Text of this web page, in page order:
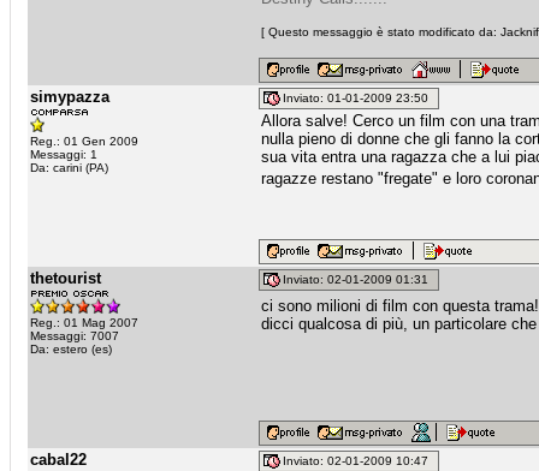
[ Questo messaggio è stato modificato da:
simypazza
Reg.: 01 Gen 2009
Messaggi: 1
Da: carini (PA)
Inviato: 01-01-2009 23:50
Allora salve! Cerco un film con una
nulla pieno di donne che gli fanno la
sua vita entra una ragazza che a lui
ragazze restano "fregate" e loro
thetourist
Reg.: 01 Mag 2007
Messaggi: 7007
Da: estero (es)
Inviato: 02-01-2009 01:31
ci sono milioni di film con questa
dicci qualcosa di più, un particolare
cabal22
Inviato: 02-01-2009 10:47